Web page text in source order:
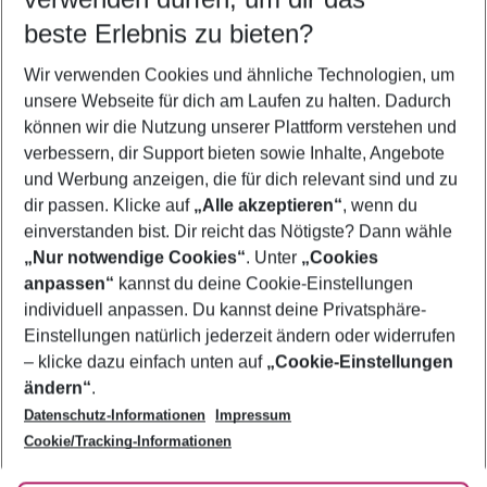
5-8 Nächte
2 Erwachsene Keine Kinder
Mehr Filter anzeigen
Footer
Footer navigation
Über uns
AGB
Bestpreisgarantie
Cookie-Einstellungen ändern
Cookie-Richtlinie
Agenturbetreuung
Barrierefreies Reisen
Folge uns
beste Erlebnis zu bieten?
Wir verwenden Cookies und ähnliche Technologien, um
unsere Webseite für dich am Laufen zu halten. Dadurch
können wir die Nutzung unserer Plattform verstehen und
verbessern, dir Support bieten sowie Inhalte, Angebote
und Werbung anzeigen, die für dich relevant sind und zu
dir passen. Klicke auf „Alle akzeptieren“, wenn du
einverstanden bist. Dir reicht das Nötigste? Dann wähle
„Nur notwendige Cookies“. Unter „Cookies
anpassen“ kannst du deine Cookie-Einstellungen
individuell anpassen. Du kannst deine Privatsphäre-
Einstellungen natürlich jederzeit ändern oder widerrufen
– klicke dazu einfach unten auf „Cookie-Einstellungen
ändern“.
Datenschutz-Informationen
Impressum
Cookie/Tracking-Informationen